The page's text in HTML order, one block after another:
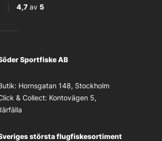
4,7av 5
Sportfiske AB
Hornsgatan 148, Stockholm
& Collect: Kontovägen 5,
största flugfiskesortiment